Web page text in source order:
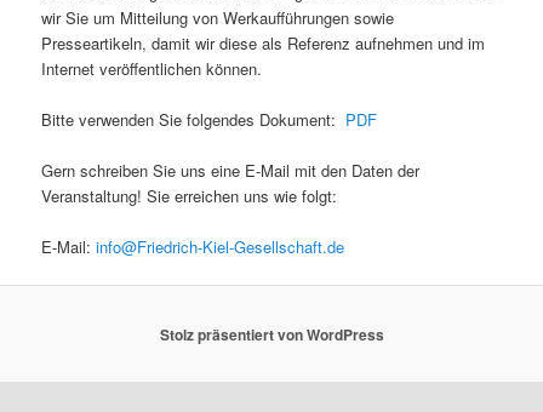
wir Sie um Mitteilung von Werkaufführungen sowie
Presseartikeln, damit wir diese als Referenz aufnehmen und im
Internet veröffentlichen können.
Bitte verwenden Sie folgendes Dokument: PDF
Gern schreiben Sie uns eine E-Mail mit den Daten der
Veranstaltung! Sie erreichen uns wie folgt:
E-Mail:info@Friedrich-Kiel-Gesellschaft.de
Stolz präsentiert von WordPress